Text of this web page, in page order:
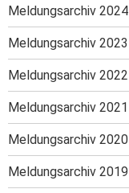
Meldungsarchiv 2024
Meldungsarchiv 2023
Meldungsarchiv 2022
Meldungsarchiv 2021
Meldungsarchiv 2020
Meldungsarchiv 2019